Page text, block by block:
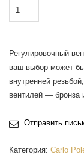
Регулировочный
ваш выбор может
внутренней
вентилей — бронза
Отправить
Категория: Carlo